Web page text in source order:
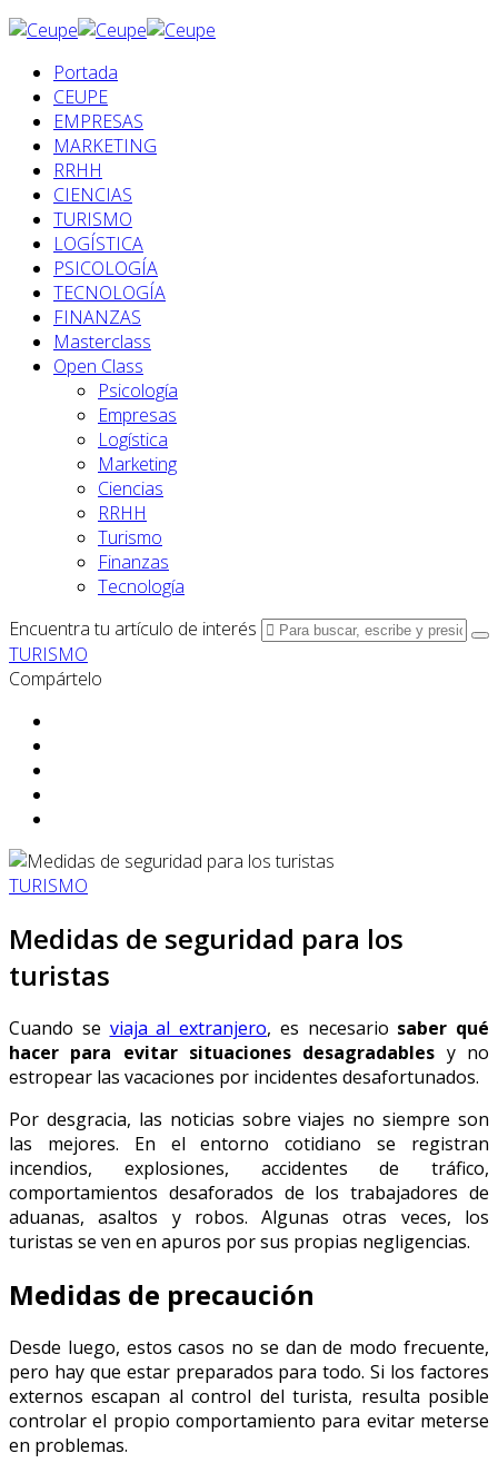
Portada
CEUPE
EMPRESAS
MARKETING
RRHH
CIENCIAS
TURISMO
LOGÍSTICA
PSICOLOGÍA
TECNOLOGÍA
FINANZAS
Masterclass
Open Class
Psicología
Empresas
Logística
Marketing
Ciencias
RRHH
Turismo
Finanzas
Tecnología
Encuentra tu artículo de interés
TURISMO
Compártelo
TURISMO
Medidas de seguridad para los
turistas
Cuando se viaja al extranjero, es necesario saber qué
hacer para evitar situaciones desagradables y no
estropear las vacaciones por incidentes desafortunados.
Por desgracia, las noticias sobre viajes no siempre son
las mejores. En el entorno cotidiano se registran
incendios, explosiones, accidentes de tráfico,
comportamientos desaforados de los trabajadores de
aduanas, asaltos y robos. Algunas otras veces, los
turistas se ven en apuros por sus propias negligencias.
Medidas de precaución
Desde luego, estos casos no se dan de modo frecuente,
pero hay que estar preparados para todo. Si los factores
externos escapan al control del turista, resulta posible
controlar el propio comportamiento para evitar meterse
en problemas.